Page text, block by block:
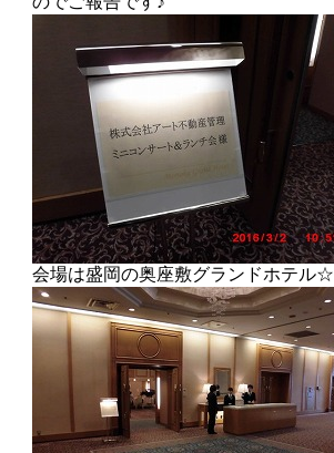
会場は盛岡の奥座敷グランドホテル☆